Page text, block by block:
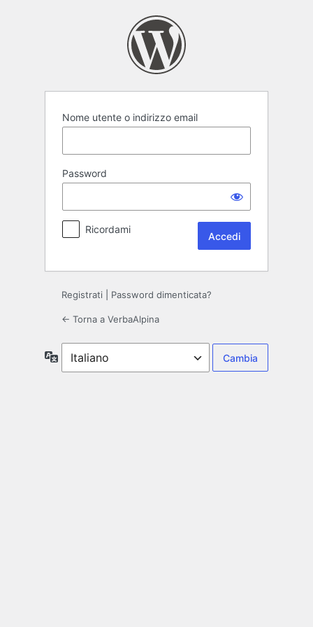
Nome utente o indirizzo email
Password
Ricordami
Registrati Password dimenticata?
← Torna a VerbaAlpina
Lingua